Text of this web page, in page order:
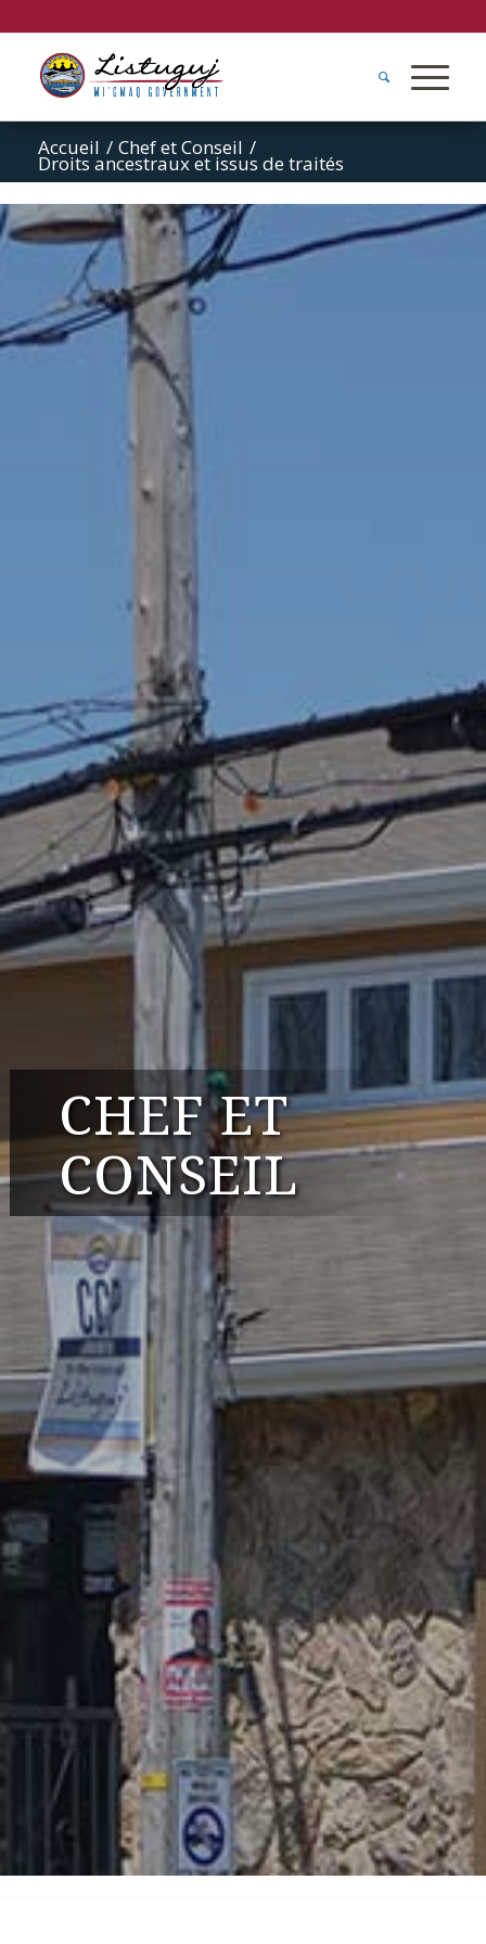
Accueil / Chef et Conseil /
Droits ancestraux et issus de traités
CHEF ET
CONSEIL